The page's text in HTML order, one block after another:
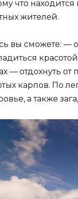
что
жителей.
вы сможете: —
— отдохнуть
карпов. По
а также